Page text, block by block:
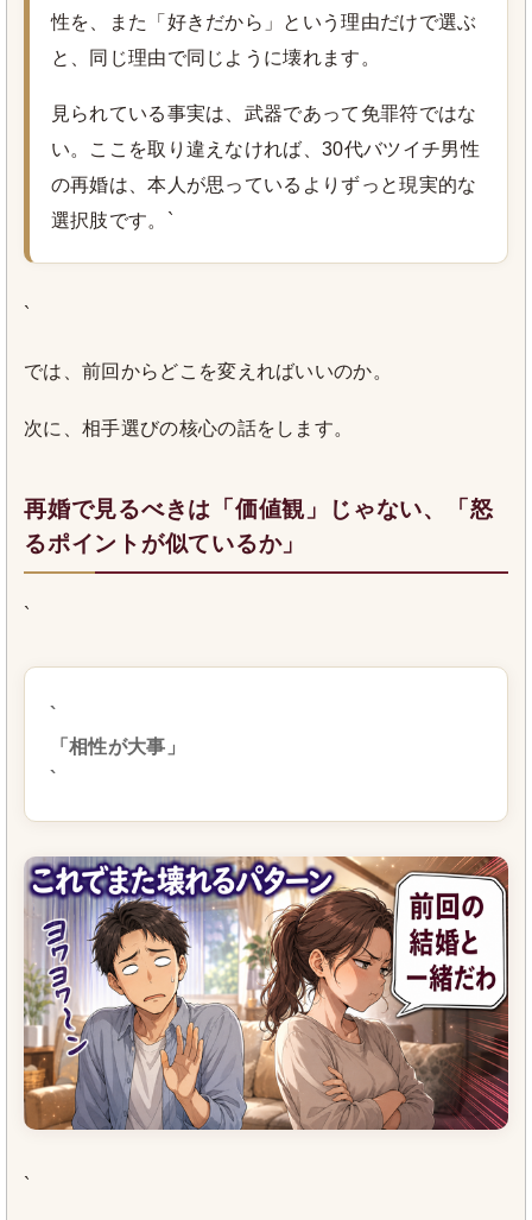
性を、また「好きだから」という理由だけで選ぶ
と、同じ理由で同じように壊れます。
見られている事実は、武器であって免罪符ではな
い。ここを取り違えなければ、30代バツイチ男性
の再婚は、本人が思っているよりずっと現実的な
選択肢です。`
`
では、前回からどこを変えればいいのか。
次に、相手選びの核心の話をします。
再婚で見るべきは「価値観」じゃない、「怒
るポイントが似ているか」
`
`
「相性が大事」
`
`